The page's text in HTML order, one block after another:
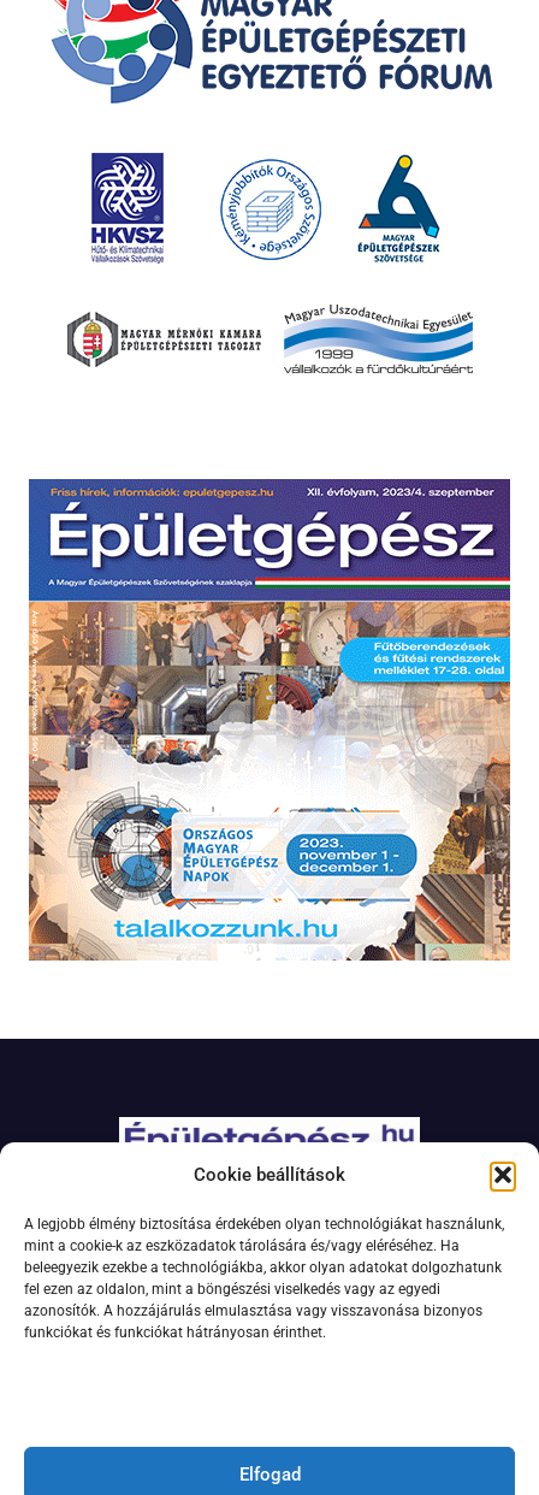
Cookie beállítások
A legjobb élmény biztosítása érdekében olyan technológiákat használunk,
mint a cookie-k az eszközadatok tárolására és/vagy eléréséhez. Ha
beleegyezik ezekbe a technológiákba, akkor olyan adatokat dolgozhatunk
fel ezen az oldalon, mint a böngészési viselkedés vagy az egyedi
azonosítók. A hozzájárulás elmulasztása vagy visszavonása bizonyos
funkciókat és funkciókat hátrányosan érinthet.
Elfogad
Adatkezelési szabályzat
Jogi nyilatkozat
Kapcsolat
Impresszum